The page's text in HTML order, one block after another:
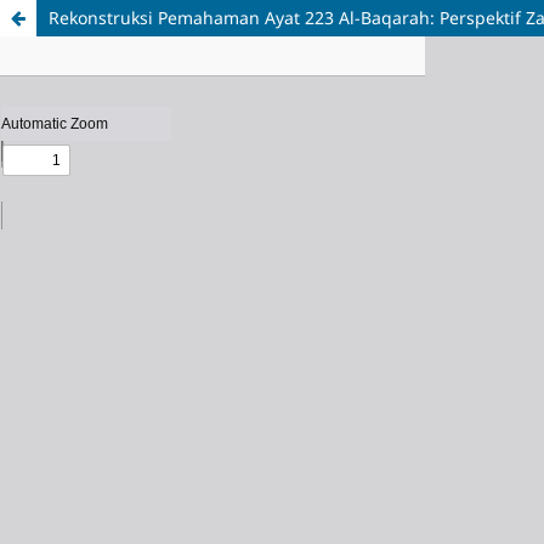
Rekonstruksi Pemahaman Ayat 223 Al-Baqarah: Perspektif